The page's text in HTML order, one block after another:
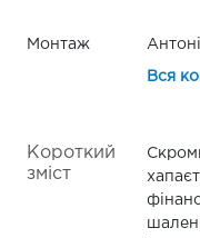
Монтаж
Вся
Короткий
зміст